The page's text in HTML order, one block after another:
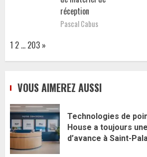
réception
Pascal Cabus
Page:
1 2 … 203 Next
»
VOUS AIMEREZ AUSSI
Technologies de
House a toujours
d’avance à Saint-